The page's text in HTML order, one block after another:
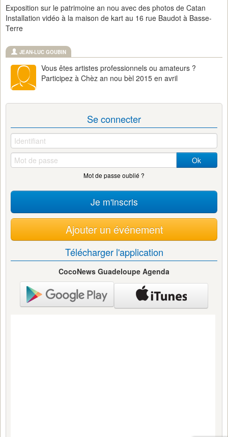
Exposition sur le patrimoine an nou avec des photos de Catan
Installation vidéo à la maison de kart au 16 rue Baudot à Basse-
Terre
JEAN-LUC GOUBIN
Vous êtes artistes professionnels ou amateurs ?
Participez à Chèz an nou bèl 2015 en avril
Se connecter
Ok
Mot de passe oublié ?
Je m'inscris
Ajouter un événement
Télécharger l'application
CocoNews Guadeloupe Agenda